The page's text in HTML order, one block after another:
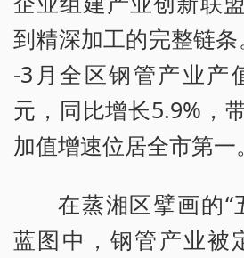
到精深加工的完整链
-3月全区钢管产业产
元，同比增长5.9%，
加值增速位居全市第一。
在蒸湘区擘画的“
蓝图中，钢管产业被